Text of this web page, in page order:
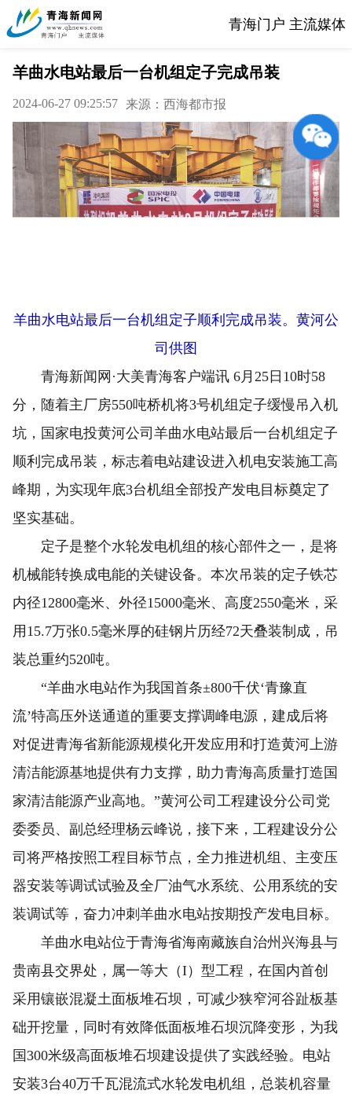
青海门户 主流媒体
羊曲水电站最后一台机组定子完成吊装
2024-06-27 09:25:57 来源：西海都市报
羊曲水电站最后一台机组定子顺利完成吊装。黄河公
司供图
青海新闻网·大美青海客户端讯 6月25日10时58
分，随着主厂房550吨桥机将3号机组定子缓慢吊入机
坑，国家电投黄河公司羊曲水电站最后一台机组定子
顺利完成吊装，标志着电站建设进入机电安装施工高
峰期，为实现年底3台机组全部投产发电目标奠定了
坚实基础。
定子是整个水轮发电机组的核心部件之一，是将
机械能转换成电能的关键设备。本次吊装的定子铁芯
内径12800毫米、外径15000毫米、高度2550毫米，采
用15.7万张0.5毫米厚的硅钢片历经72天叠装制成，吊
装总重约520吨。
“羊曲水电站作为我国首条±800千伏‘青豫直
流’特高压外送通道的重要支撑调峰电源，建成后将
对促进青海省新能源规模化开发应用和打造黄河上游
清洁能源基地提供有力支撑，助力青海高质量打造国
家清洁能源产业高地。”黄河公司工程建设分公司党
委委员、副总经理杨云峰说，接下来，工程建设分公
司将严格按照工程目标节点，全力推进机组、主变压
器安装等调试试验及全厂油气水系统、公用系统的安
装调试等，奋力冲刺羊曲水电站按期投产发电目标。
羊曲水电站位于青海省海南藏族自治州兴海县与
贵南县交界处，属一等大（Ι）型工程，在国内首创
采用镶嵌混凝土面板堆石坝，可减少狭窄河谷趾板基
础开挖量，同时有效降低面板堆石坝沉降变形，为我
国300米级高面板堆石坝建设提供了实践经验。电站
安装3台40万千瓦混流式水轮发电机组，总装机容量